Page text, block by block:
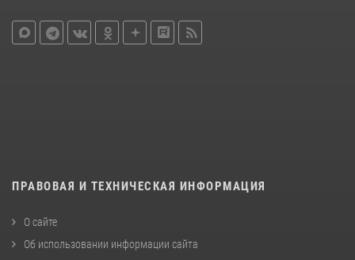
ПРАВОВАЯ И ТЕХНИЧЕСКАЯ ИНФОРМАЦИЯ
О сайте
Об использовании информации сайта